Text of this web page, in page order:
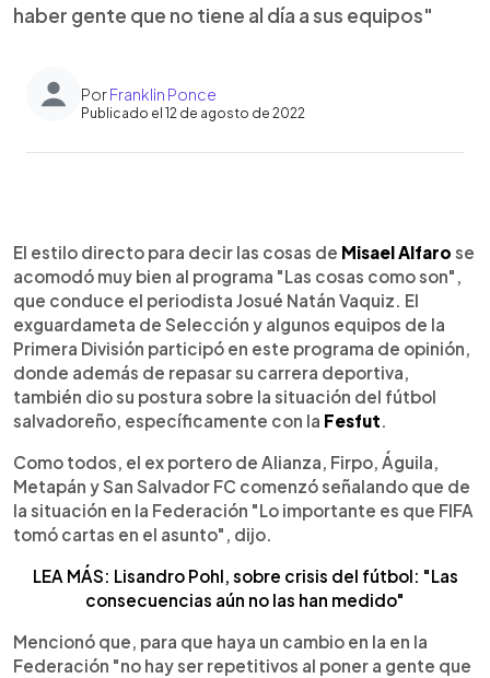
haber gente que no tiene al día a sus equipos"
PorFranklin Ponce
Publicado el 12 de agosto de 2022
► Escuchar artículo
El estilo directo para decir las cosas de Misael Alfaro se
acomodó muy bien al programa "Las cosas como son",
que conduce el periodista Josué Natán Vaquiz. El
exguardameta de Selección y algunos equipos de la
Primera División participó en este programa de opinión,
donde además de repasar su carrera deportiva,
también dio su postura sobre la situación del fútbol
salvadoreño, específicamente con la Fesfut.
Como todos, el ex portero de Alianza, Firpo, Águila,
Metapán y San Salvador FC comenzó señalando que de
la situación en la Federación "Lo importante es que FIFA
tomó cartas en el asunto", dijo.
LEA MÁS: Lisandro Pohl, sobre crisis del fútbol: "Las
consecuencias aún no las han medido"
Mencionó que, para que haya un cambio en la en la
Federación "no hay ser repetitivos al poner a gente que